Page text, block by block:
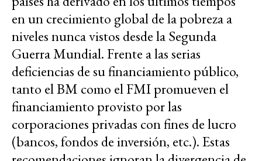
en un crecimiento global de la pobreza a
niveles nunca vistos desde la Segunda
Guerra Mundial. Frente a las serias
deficiencias de su financiamiento público,
tanto el BM como el FMI promueven el
financiamiento provisto por las
corporaciones privadas con fines de lucro
(bancos, fondos de inversión, etc.). Estas